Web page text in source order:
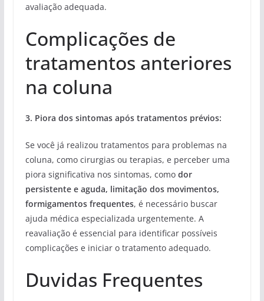
avaliação adequada.
Complicações de
tratamentos anteriores
na coluna
3. Piora dos sintomas após tratamentos prévios:
Se você já realizou tratamentos para problemas na
coluna, como cirurgias ou terapias, e perceber uma
piora significativa nos sintomas, como dor
persistente e aguda, limitação dos movimentos,
formigamentos frequentes, é necessário buscar
ajuda médica especializada urgentemente. A
reavaliação é essencial para identificar possíveis
complicações e iniciar o tratamento adequado.
Duvidas Frequentes